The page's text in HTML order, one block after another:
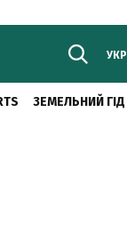
УКР
ЗЕМЕЛЬНИЙ ГІД